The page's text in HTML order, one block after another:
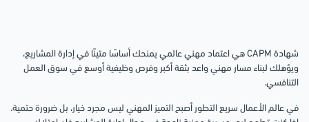
شهادة CAPM هي اعتماد مهني عالمي يمنحك أساسًا متينًا في إدارة المشاريع،
ويؤهلك لبناء مسار مهني واعد بثقة أكبر وفرص وظيفية أوسع في سوق العمل
التنافسي.
في عالم الأعمال سريع التطور أصبح التميز المهني ليس مجرد خيار، بل ضرورة حتمية.